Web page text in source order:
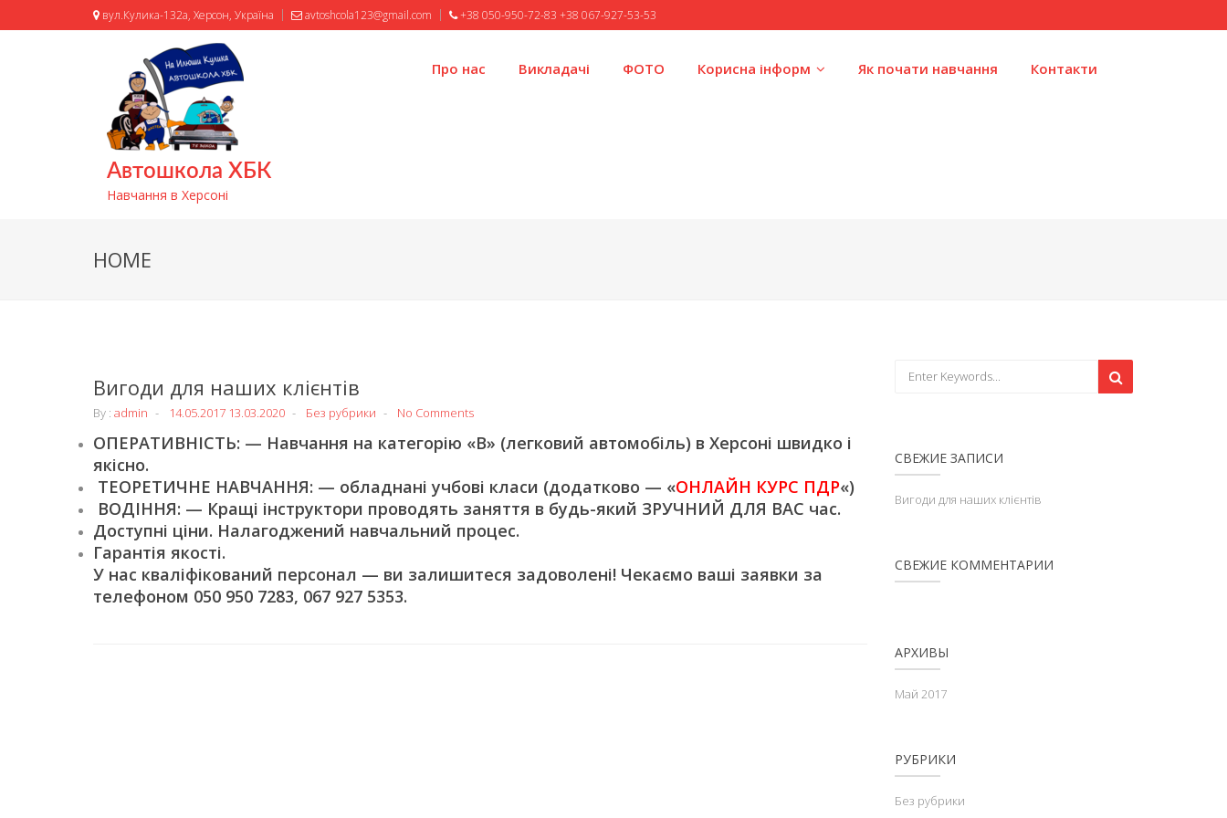
вул.Кулика-132а, Херсон, Україна avtoshcola123@gmail.com +38 050-950-72-83 +38 067-927-53-53
Автошкола ХБК
Навчання в Херсоні
Про нас Викладачі ФОТО Корисна інформ Як почати навчання Контакти
HOME
Вигоди для наших клієнтів
By : admin 14.05.2017 13.03.2020 Без рубрики No Comments
ОПЕРАТИВНІСТЬ: — Навчання на категорію «В» (легковий автомобіль) в Херсоні швидко і
якісно.
ТЕОРЕТИЧНЕ НАВЧАННЯ: — обладнані учбові класи (додатково — «ОНЛАЙН КУРС ПДР«)
ВОДІННЯ: — Кращі інструктори проводять заняття в будь-який ЗРУЧНИЙ ДЛЯ ВАС час.
Доступні ціни. Налагоджений навчальний процес.
Гарантія якості.
У нас кваліфікований персонал — ви залишитеся задоволені! Чекаємо ваші заявки за
телефоном 050 950 7283, 067 927 5353.
СВЕЖИЕ ЗАПИСИ
Вигоди для наших клієнтів
СВЕЖИЕ КОММЕНТАРИИ
АРХИВЫ
Май 2017
РУБРИКИ
Без рубрики